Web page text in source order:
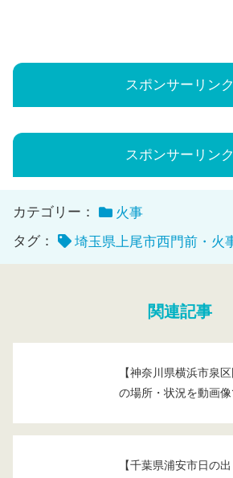
スポンサーリンク
スポンサーリンク
カテゴリー：
火事
タグ：
埼玉県上尾市西門前・火
関連記事
【神奈川県横浜市泉
の場所・状況を動画
【千葉県浦安市日の